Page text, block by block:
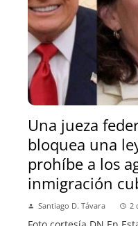
Una jueza
bloquea una
prohíbe a los
inmigración
Santiago D. Távara 2